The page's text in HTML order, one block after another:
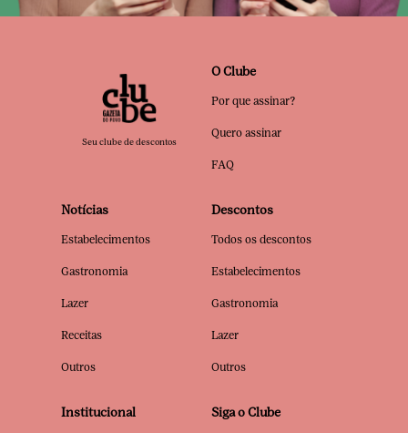
Seu clube de descontos
O Clube
Por que assinar?
Quero assinar
FAQ
Notícias
Estabelecimentos
Gastronomia
Lazer
Receitas
Outros
Descontos
Todos os descontos
Estabelecimentos
Gastronomia
Lazer
Outros
Institucional Siga o Clube